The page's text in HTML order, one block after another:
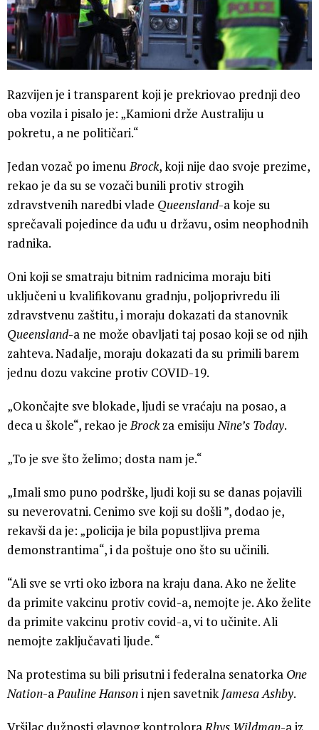
Razvijen je i transparent koji je prekriovao prednji deo
oba vozila i pisalo je: „Kamioni drže Australiju u
pokretu, a ne političari.“
Jedan vozač po imenuBrock, koji nije dao svoje prezime,
rekao je da su se vozači bunili protiv strogih
zdravstvenih naredbi vlade Queensland-a koje su
sprečavali pojedince da uđu u državu, osim neophodnih
radnika.
Oni koji se smatraju bitnim radnicima moraju biti
uključeni u kvalifikovanu gradnju, poljoprivredu ili
zdravstvenu zaštitu, i moraju dokazati da stanovnik
Queensland-a ne može obavljati taj posao koji se od njih
zahteva. Nadalje, moraju dokazati da su primili barem
jednu dozu vakcine protiv COVID-19.
„Okončajte sve blokade, ljudi se vraćaju na posao, a
deca u škole“, rekao jeBrock za emisijuNine’s Today.
„To je sve što želimo; dosta nam je.“
„Imali smo puno podrške, ljudi koji su se danas pojavili
su neverovatni. Cenimo sve koji su došli ”, dodao je,
rekavši da je: „policija je bila popustljiva prema
demonstrantima“, i da poštuje ono što su učinili.
“Ali sve se vrti oko izbora na kraju dana. Ako ne želite
da primite vakcinu protiv covid-a, nemojte je. Ako želite
da primite vakcinu protiv covid-a, vi to učinite. Ali
nemojte zaključavati ljude. “
Na protestima su bili prisutni i federalna senatorka One
Nation-aPauline Hansoni njen savetnikJamesa Ashby.
Vršilac dužnosti glavnog kontrolora Rhys Wildman-a iz